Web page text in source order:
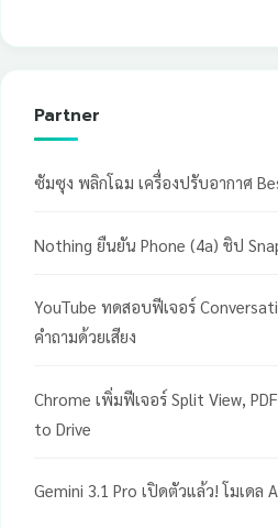
Partner
ซัมซุง พลิกโฉม เครื่องปรับอากาศ
Nothing ยืนยัน Phone (4a) ชิป
YouTube ทดสอบฟีเจอร์
คำถามด้วยเสียง
Chrome เพิ่มฟีเจอร์ Split View,
to Drive
Gemini 3.1 Pro เปิดตัวแล้ว! โมเดล